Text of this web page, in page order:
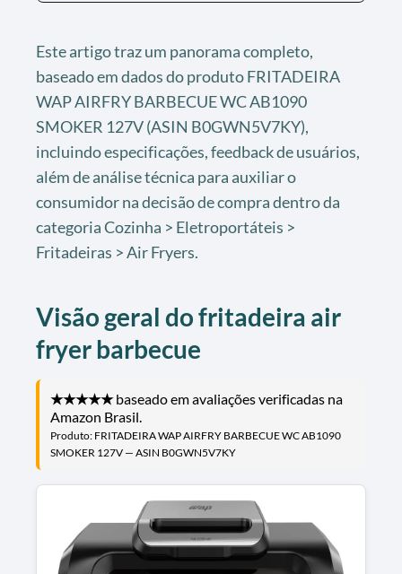
Este artigo traz um panorama completo,
baseado em dados do produto FRITADEIRA
WAP AIRFRY BARBECUE WC AB1090
SMOKER 127V (ASIN B0GWN5V7KY),
incluindo especificações, feedback de usuários,
além de análise técnica para auxiliar o
consumidor na decisão de compra dentro da
categoria Cozinha > Eletroportáteis >
Fritadeiras > Air Fryers.
Visão geral do fritadeira air
fryer barbecue
★★★★★baseado em avaliações verificadas na
Amazon Brasil.
Produto: FRITADEIRA WAP AIRFRY BARBECUE WC AB1090
SMOKER 127V — ASIN B0GWN5V7KY